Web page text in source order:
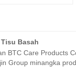
Basah
BTC Care Products
Group minangka